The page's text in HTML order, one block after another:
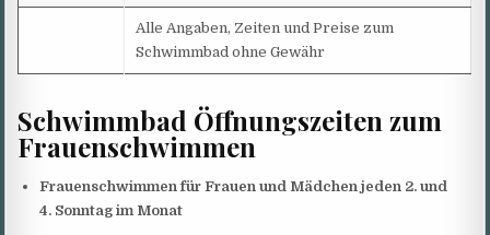
Alle Angaben, Zeiten und Preise zum
Schwimmbad ohne Gewähr
Schwimmbad Öffnungszeiten zum
Frauenschwimmen
Frauenschwimmen für Frauen und Mädchen jeden 2. und
4. Sonntag im Monat